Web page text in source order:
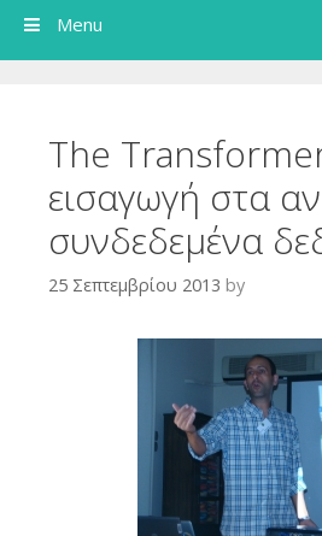
Menu
The
εισαγωγή στα
συνδεδεμένα
25 Σεπτεμβρίου 2013 by